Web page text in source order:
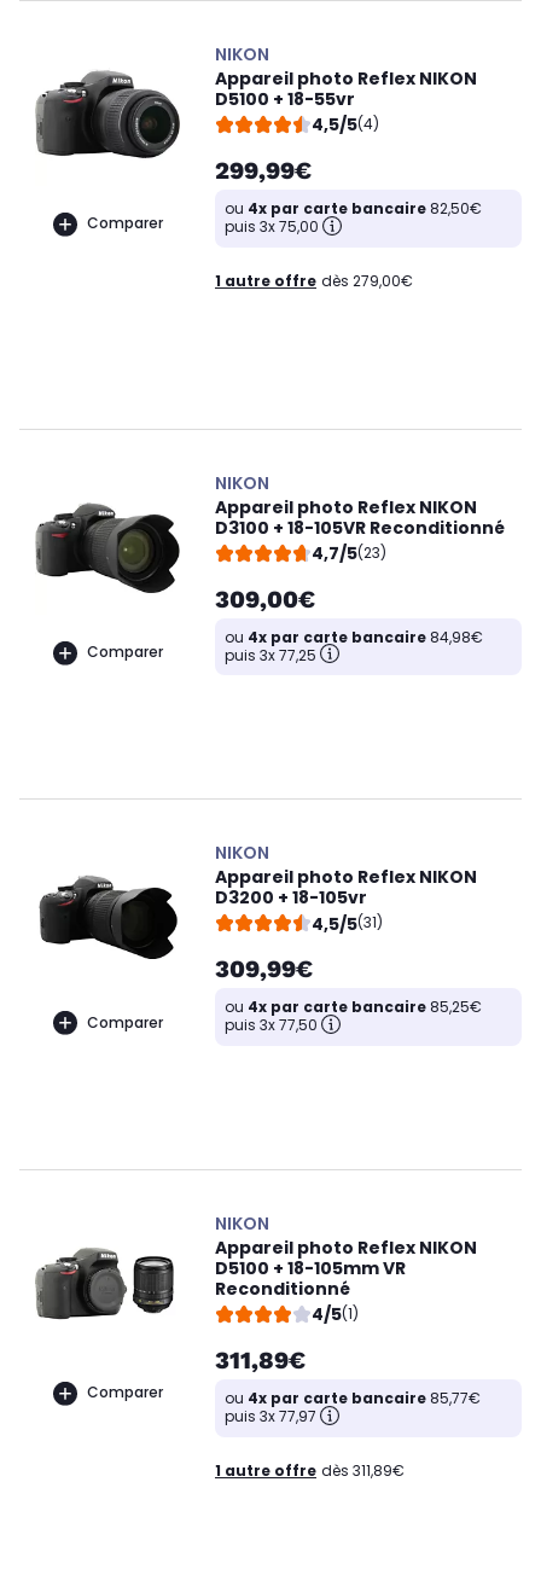
Comparer
NIKON
Appareil photo Reflex NIKON
D5100 + 18-55vr
4,5/5(4)
299,99€
ou 4x par carte bancaire82,50€
puis 3x 75,00
1 autre offre dès 279,00€
Comparer
NIKON
Appareil photo Reflex NIKON
D3100 + 18-105VR Reconditionné
4,7/5(23)
309,00€
ou 4x par carte bancaire84,98€
puis 3x 77,25
Comparer
NIKON
Appareil photo Reflex NIKON
D3200 + 18-105vr
4,5/5(31)
309,99€
ou 4x par carte bancaire85,25€
puis 3x 77,50
Comparer
NIKON
Appareil photo Reflex NIKON
D5100 + 18-105mm VR
Reconditionné
4/5(1)
311,89€
ou 4x par carte bancaire85,77€
puis 3x 77,97
1 autre offre dès 311,89€